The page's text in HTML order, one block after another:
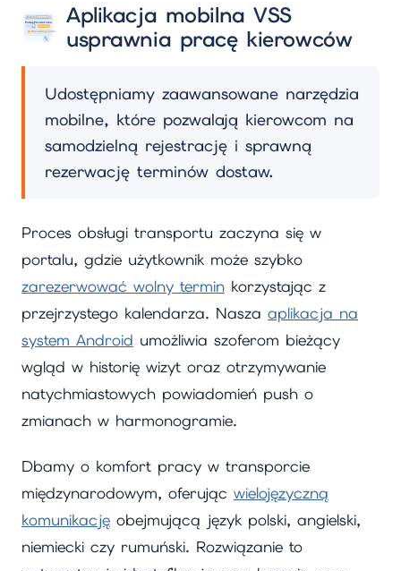
Aplikacja mobilna VSS
usprawnia pracę kierowców
Udostępniamy zaawansowane narzędzia
mobilne, które pozwalają kierowcom na
samodzielną rejestrację i sprawną
rezerwację terminów dostaw.
Proces obsługi transportu zaczyna się w
portalu, gdzie użytkownik może szybko
zarezerwować wolny termin korzystając z
przejrzystego kalendarza. Nasza aplikacja na
system Android umożliwia szoferom bieżący
wgląd w historię wizyt oraz otrzymywanie
natychmiastowych powiadomień push o
zmianach w harmonogramie.
Dbamy o komfort pracy w transporcie
międzynarodowym, oferując wielojęzyczną
komunikację obejmującą język polski, angielski,
niemiecki czy rumuński. Rozwiązanie to